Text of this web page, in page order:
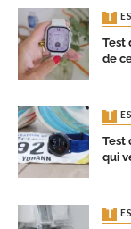
Test
de
Test
qui